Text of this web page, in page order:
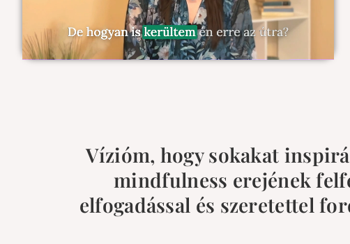
Vízióm, hogy sokakat
mindfulness erejének
elfogadással és szeretettel